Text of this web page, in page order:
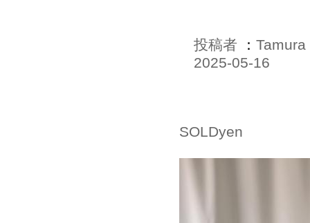
投稿者 ： Tamura
2025-05-16
SOLDyen